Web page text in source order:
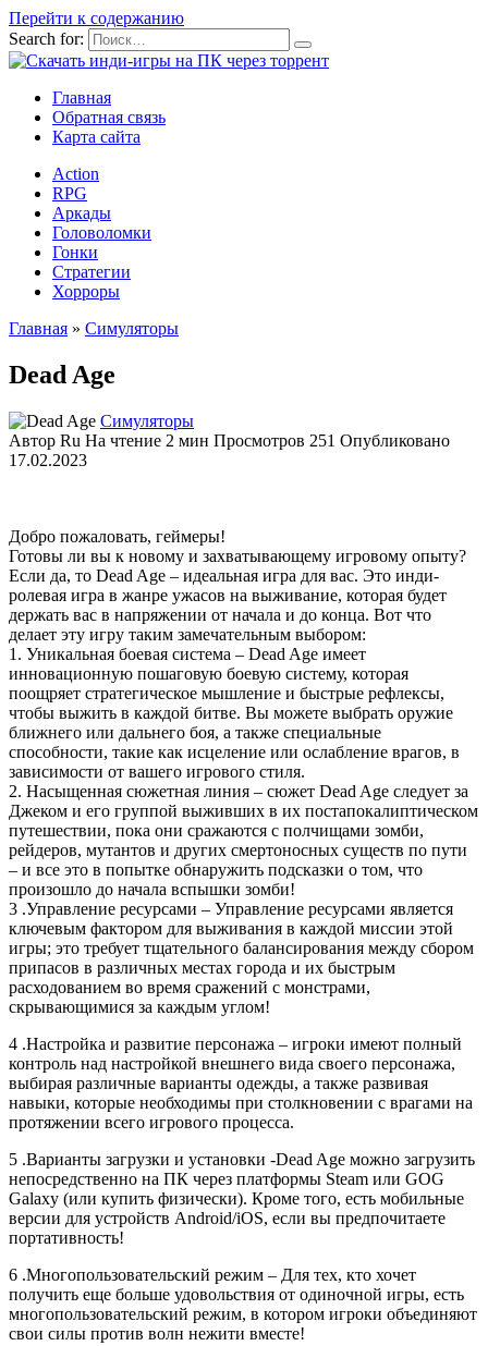
Перейти к содержанию
Search for:
Главная
Обратная связь
Карта сайта
Action
RPG
Аркады
Головоломки
Гонки
Стратегии
Хорроры
Главная » Симуляторы
Dead Age
Симуляторы
Автор Ru На чтение 2 мин Просмотров 251 Опубликовано
17.02.2023
Добро пожаловать, геймеры!
Готовы ли вы к новому и захватывающему игровому опыту?
Если да, то Dead Age – идеальная игра для вас. Это инди-
ролевая игра в жанре ужасов на выживание, которая будет
держать вас в напряжении от начала и до конца. Вот что
делает эту игру таким замечательным выбором:
1. Уникальная боевая система – Dead Age имеет
инновационную пошаговую боевую систему, которая
поощряет стратегическое мышление и быстрые рефлексы,
чтобы выжить в каждой битве. Вы можете выбрать оружие
ближнего или дальнего боя, а также специальные
способности, такие как исцеление или ослабление врагов, в
зависимости от вашего игрового стиля.
2. Насыщенная сюжетная линия – сюжет Dead Age следует за
Джеком и его группой выживших в их постапокалиптическом
путешествии, пока они сражаются с полчищами зомби,
рейдеров, мутантов и других смертоносных существ по пути
– и все это в попытке обнаружить подсказки о том, что
произошло до начала вспышки зомби!
3 .Управление ресурсами – Управление ресурсами является
ключевым фактором для выживания в каждой миссии этой
игры; это требует тщательного балансирования между сбором
припасов в различных местах города и их быстрым
расходованием во время сражений с монстрами,
скрывающимися за каждым углом!
4 .Настройка и развитие персонажа – игроки имеют полный
контроль над настройкой внешнего вида своего персонажа,
выбирая различные варианты одежды, а также развивая
навыки, которые необходимы при столкновении с врагами на
протяжении всего игрового процесса.
5 .Варианты загрузки и установки -Dead Age можно загрузить
непосредственно на ПК через платформы Steam или GOG
Galaxy (или купить физически). Кроме того, есть мобильные
версии для устройств Android/iOS, если вы предпочитаете
портативность!
6 .Многопользовательский режим – Для тех, кто хочет
получить еще больше удовольствия от одиночной игры, есть
многопользовательский режим, в котором игроки объединяют
свои силы против волн нежити вместе!